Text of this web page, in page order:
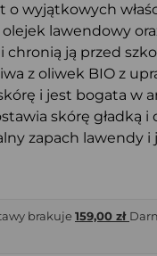
o wyjątkowych
olejek lawendowy
chronią ją przed
z oliwek BIO z
i jest bogata w
skórę gładką i
zapach lawendy
brakuje 159,00 zł